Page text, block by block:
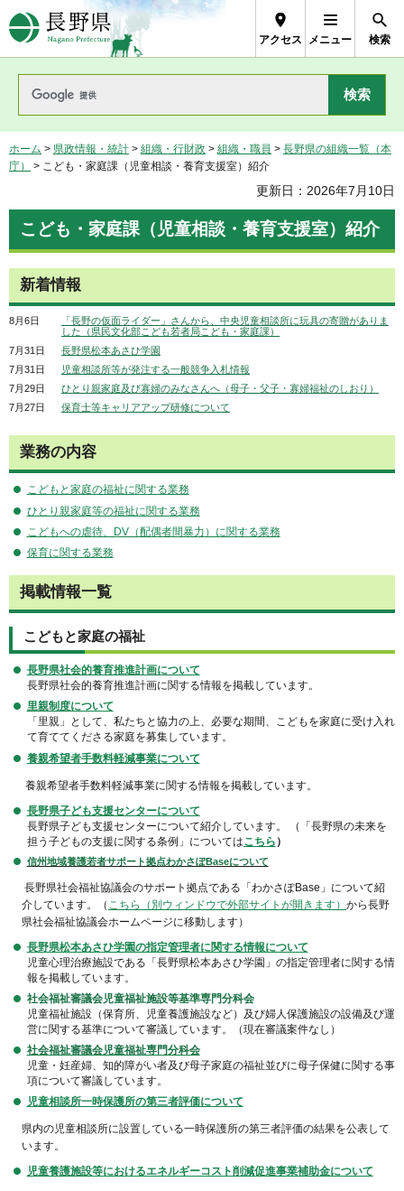
長野県Nagano Prefecture
アクセス メニュー 検索
ホーム > 県政情報・統計 > 組織・行財政 > 組織・職員 > 長野県の組織一覧（本
庁）
> こども・家庭課（児童相談・養育支援室）紹介
更新日：2026年7月10日
こども・家庭課（児童相談・養育支援室）紹介
新着情報
8月6日
「長野の仮面ライダー」さんから、中央児童相談所に玩具の寄贈がありま
した（県民文化部こども若者局こども・家庭課）
7月31日
長野県松本あさひ学園
7月31日
児童相談所等が発注する一般競争入札情報
7月29日
ひとり親家庭及び寡婦のみなさんへ（母子・父子・寡婦福祉のしおり）
7月27日
保育士等キャリアアップ研修について
業務の内容
こどもと家庭の福祉に関する業務
ひとり親家庭等の福祉に関する業務
こどもへの虐待、DV（配偶者間暴力）に関する業務
保育に関する業務
掲載情報一覧
こどもと家庭の福祉
長野県社会的養育推進計画について
長野県社会的養育推進計画に関する情報を掲載しています。
里親制度について
「里親」として、私たちと協力の上、必要な期間、こどもを家庭に受け入れ
て育ててくださる家庭を募集しています。
養親希望者手数料軽減事業について
養親希望者手数料軽減事業に関する情報を掲載しています。
長野県子ども支援センターについて
長野県子ども支援センターについて紹介しています。 （「長野県の未来を
担う子どもの支援に関する条例」についてはこちら ）
信州地域養護若者サポート拠点わかさぽBaseについて
長野県社会福祉協議会のサポート拠点である「わかさぽBase」について紹
介しています。（ こちら（別ウィンドウで外部サイトが開きます） から長野
県社会福祉協議会ホームページに移動します）
長野県松本あさひ学園の指定管理者に関する情報について
児童心理治療施設である「長野県松本あさひ学園」の指定管理者に関する情
報を掲載しています。
社会福祉審議会児童福祉施設等基準専門分科会
児童福祉施設（保育所、児童養護施設など）及び婦人保護施設の設備及び運
営に関する基準について審議しています。（現在審議案件なし）
社会福祉審議会児童福祉専門分科会
児童・妊産婦、知的障がい者及び母子家庭の福祉並びに母子保健に関する事
項について審議しています。
児童相談所一時保護所の第三者評価について
県内の児童相談所に設置している一時保護所の第三者評価の結果を公表して
います。
児童養護施設等におけるエネルギーコスト削減促進事業補助金について